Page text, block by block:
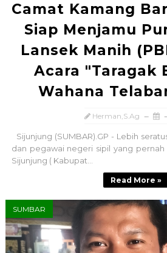
Camat Kamang
Siap Menjamu
Lansek Manih
Acara "Taragak
Wahana
Herman,S.Ag
Sijunjung (SUMBAR).GP - Lebih
dan pegawai negeri sipil yang
Sijunjung ( Kabupat...
Read More »
SUMBAR